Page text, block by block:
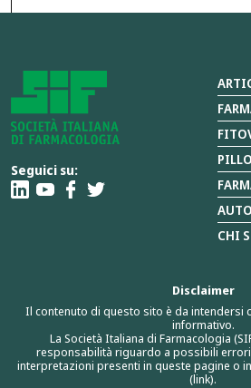
Seguici su:
Disclaimer
Il contenuto di questo sito è da intendersi
informativo.
La Società Italiana di Farmacologia
responsabilità riguardo a possibili
interpretazioni presenti in queste pagine o
(link).
CHI